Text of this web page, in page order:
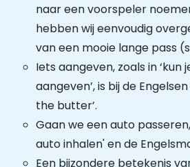
naar een voorspeler
hebben wij eenvoudig
van een mooie lange pass
Iets aangeven, zoals in
aangeven’, is bij de
the butter’.
Gaan we een auto
auto inhalen' en de
Een bijzondere betekenis